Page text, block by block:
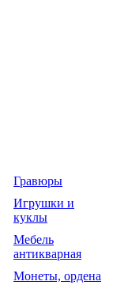
Гравюры
Игрушки и
куклы
Мебель
антикварная
Монеты, ордена